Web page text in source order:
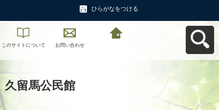
ひらがなをつける
このサイトについて お問い合わせ
久留馬公民館